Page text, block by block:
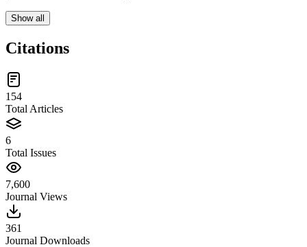
Show all
Citations
154
Total Articles
6
Total Issues
7,600
Journal Views
361
Journal Downloads